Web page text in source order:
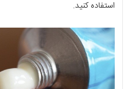
استفاده کنید.